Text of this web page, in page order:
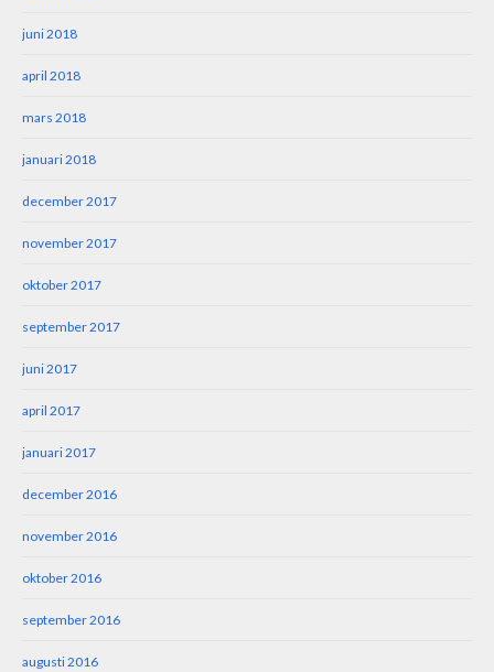
juni 2018
april 2018
mars 2018
januari 2018
december 2017
november 2017
oktober 2017
september 2017
juni 2017
april 2017
januari 2017
december 2016
november 2016
oktober 2016
september 2016
augusti 2016